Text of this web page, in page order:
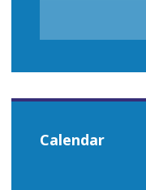
Calendar